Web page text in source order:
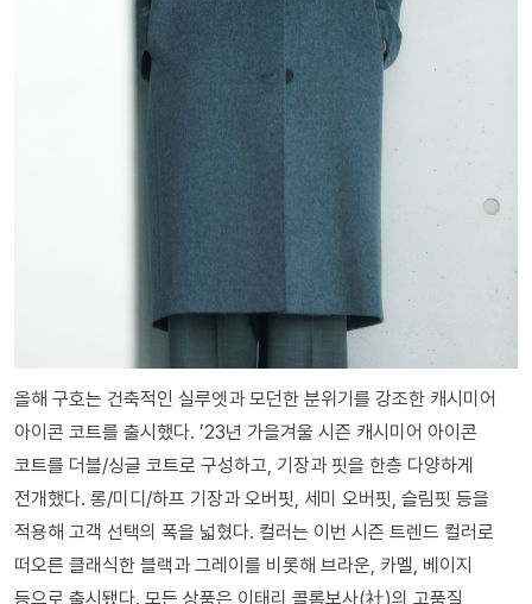
올해 구호는 건축적인 실루엣과 모던한 분위기를 강조한 캐시미어
아이콘 코트를 출시했다. ’23년 가을겨울 시즌 캐시미어 아이콘
코트를 더블/싱글 코트로 구성하고, 기장과 핏을 한층 다양하게
전개했다. 롱/미디/하프 기장과 오버핏, 세미 오버핏, 슬림핏 등을
적용해 고객 선택의 폭을 넓혔다. 컬러는 이번 시즌 트렌드 컬러로
떠오른 클래식한 블랙과 그레이를 비롯해 브라운, 카멜, 베이지
등으로 출시됐다. 모든 상품은 이태리 콜롬보사(社)의 고품질